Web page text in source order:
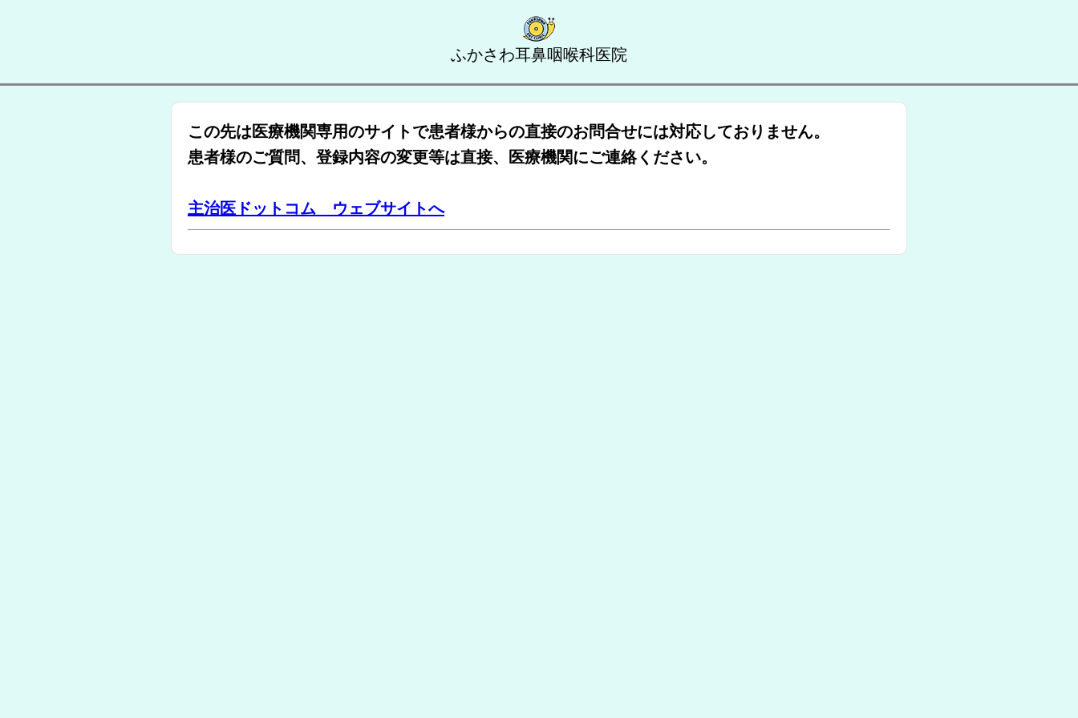
ふかさわ耳鼻咽喉科医院
この先は医療機関専用のサイトで患者様からの直接のお問合せには対応しておりません。
患者様のご質問、登録内容の変更等は直接、医療機関にご連絡ください。
主治医ドットコム ウェブサイトへ